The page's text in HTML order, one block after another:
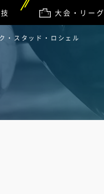
大会・リーグ
・スタッド・ロシェル